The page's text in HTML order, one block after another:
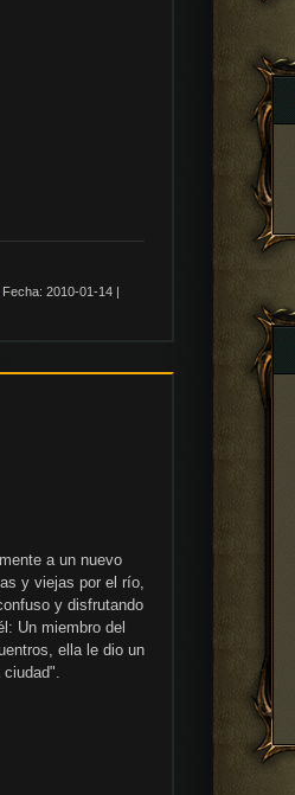
Fecha: 2010-01-14 |
a un nuevo
y viejas por el río,
y disfrutando
Un miembro del
ella le dio un